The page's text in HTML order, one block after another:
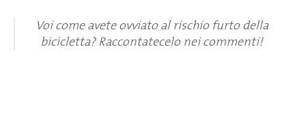
Voi come avete ovviato al rischio furto della
bicicletta? Raccontatecelo nei commenti!